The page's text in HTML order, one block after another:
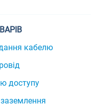
кабелю
доступу